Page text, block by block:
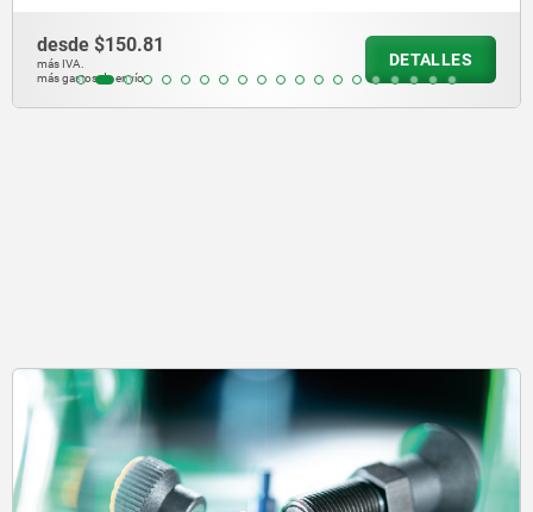
desde$204.99
más IVA.
más gastos de envío
DETALLES